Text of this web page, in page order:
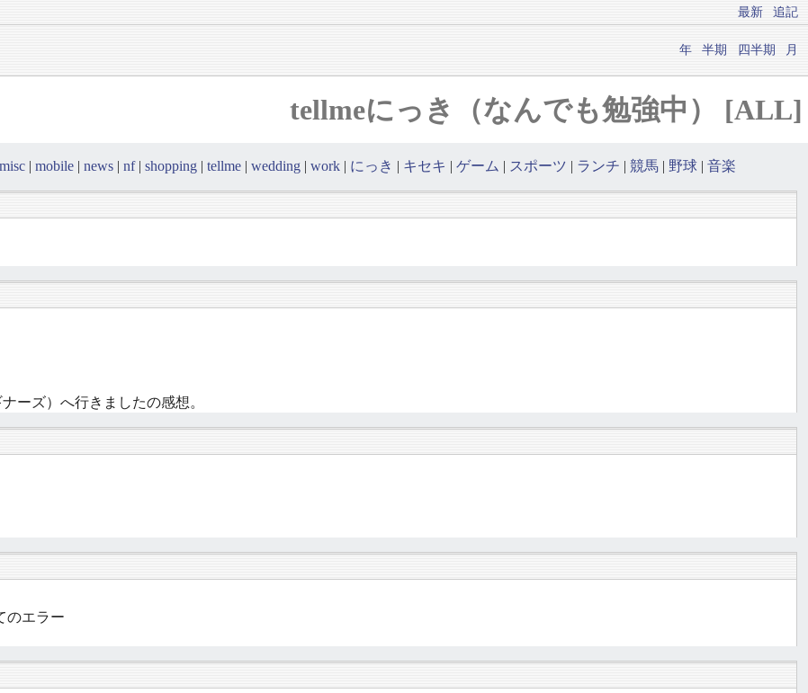
最新 追記
年 半期 四半期 月
tellmeにっき（なんでも勉強中） [ALL]
misc | mobile | news | nf| shopping | tellme | wedding | work | にっき | キセキ | ゲーム | スポーツ | ランチ | 競馬 | 野球 | 音楽
ナーズ）へ行きましたの感想。
のエラー